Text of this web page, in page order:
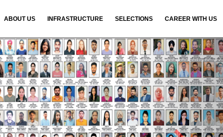
N
e
x
t
CAREER WITH US
SELECTIONS
INFRASTRUCTURE
ABOUT US